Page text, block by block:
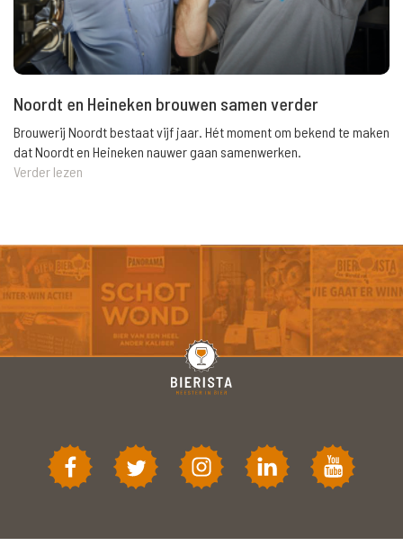
Noordt en Heineken brouwen samen verder
Brouwerij Noordt bestaat vijf jaar. Hét moment om bekend te maken
dat Noordt en Heineken nauwer gaan samenwerken.
Verder lezen